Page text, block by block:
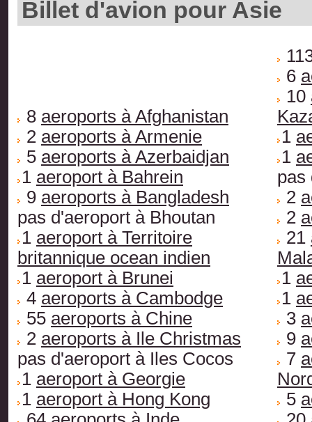
Billet d'avion pour Asie
8 aeroports à Afghanistan
2 aeroports à Armenie
5 aeroports à Azerbaidjan
1 aeroport à Bahrein
9 aeroports à Bangladesh
pas d'aeroport à Bhoutan
1 aeroport à Territoire
britannique ocean indien
1 aeroport à Brunei
4 aeroports à Cambodge
55 aeroports à Chine
2 aeroports à Ile Christmas
pas d'aeroport à Iles Cocos
1 aeroport à Georgie
1 aeroport à Hong Kong
6
10
1
1
pas
2
2
21
1
1
3
9
7
5